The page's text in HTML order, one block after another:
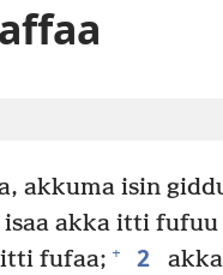
akkuma isin
isaa akka itti fufuu
itti fufaa; + 2